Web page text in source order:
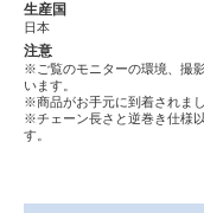
生産国
日本
注意
※ご覧のモニターの環境、撮
います。
※商品がお手元に到着されま
※チェーン長さと逆巻き仕様
す。